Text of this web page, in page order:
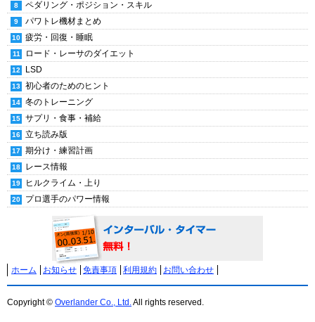
ペダリング・ポジション・スキル
パワトレ機材まとめ
疲労・回復・睡眠
ロード・レーサのダイエット
LSD
初心者のためのヒント
冬のトレーニング
サプリ・食事・補給
立ち読み版
期分け・練習計画
レース情報
ヒルクライム・上り
プロ選手のパワー情報
ホーム お知らせ 免責事項 利用規約 お問い合わせ
Copyright © Overlander Co., Ltd.All rights reserved.